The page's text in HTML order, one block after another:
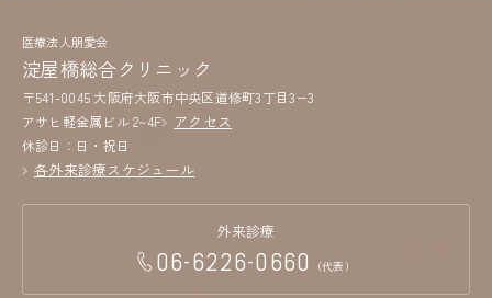
医療法人朋愛会
淀屋橋総合クリニック
〒541-0045 大阪府大阪市中央区道修町3丁目3−3
アサヒ軽金属ビル 2~4F
アクセス
休診日：日・祝日
各外来診療スケジュール
外来診療
06-6226-0660 （代表）